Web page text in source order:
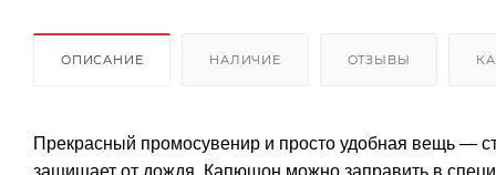
ОПИСАНИЕ НАЛИЧИЕ ОТЗЫВЫ
Прекрасный промосувенир и просто удобная вещь —
защищает от дождя. Капюшон можно заправить в